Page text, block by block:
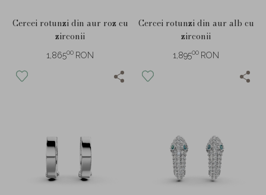
Cercei rotunzi din aur roz cu
zirconii
1,86500 RON
Cercei rotunzi din aur alb cu
zirconii
1,89500 RON